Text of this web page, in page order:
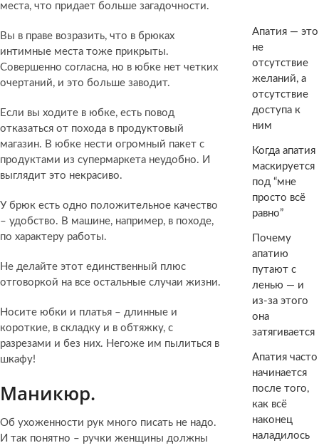
места, что придает больше загадочности.
Вы в праве возразить, что в брюках
интимные места тоже прикрыты.
Совершенно согласна, но в юбке нет четких
очертаний, и это больше заводит.
Если вы ходите в юбке, есть повод
отказаться от похода в продуктовый
магазин. В юбке нести огромный пакет с
продуктами из супермаркета неудобно. И
выглядит это некрасиво.
У брюк есть одно положительное качество
– удобство. В машине, например, в походе,
по характеру работы.
Не делайте этот единственный плюс
отговоркой на все остальные случаи жизни.
Носите юбки и платья – длинные и
короткие, в складку и в обтяжку, с
разрезами и без них. Негоже им пылиться в
шкафу!
Маникюр.
Об ухоженности рук много писать не надо.
И так понятно – ручки женщины должны
Апатия — это
не
отсутствие
желаний, а
отсутствие
доступа к
ним
Когда апатия
маскируется
под “мне
просто всё
равно”
Почему
апатию
путают с
ленью — и
из-за этого
она
затягивается
Апатия часто
начинается
после того,
как всё
наконец
наладилось